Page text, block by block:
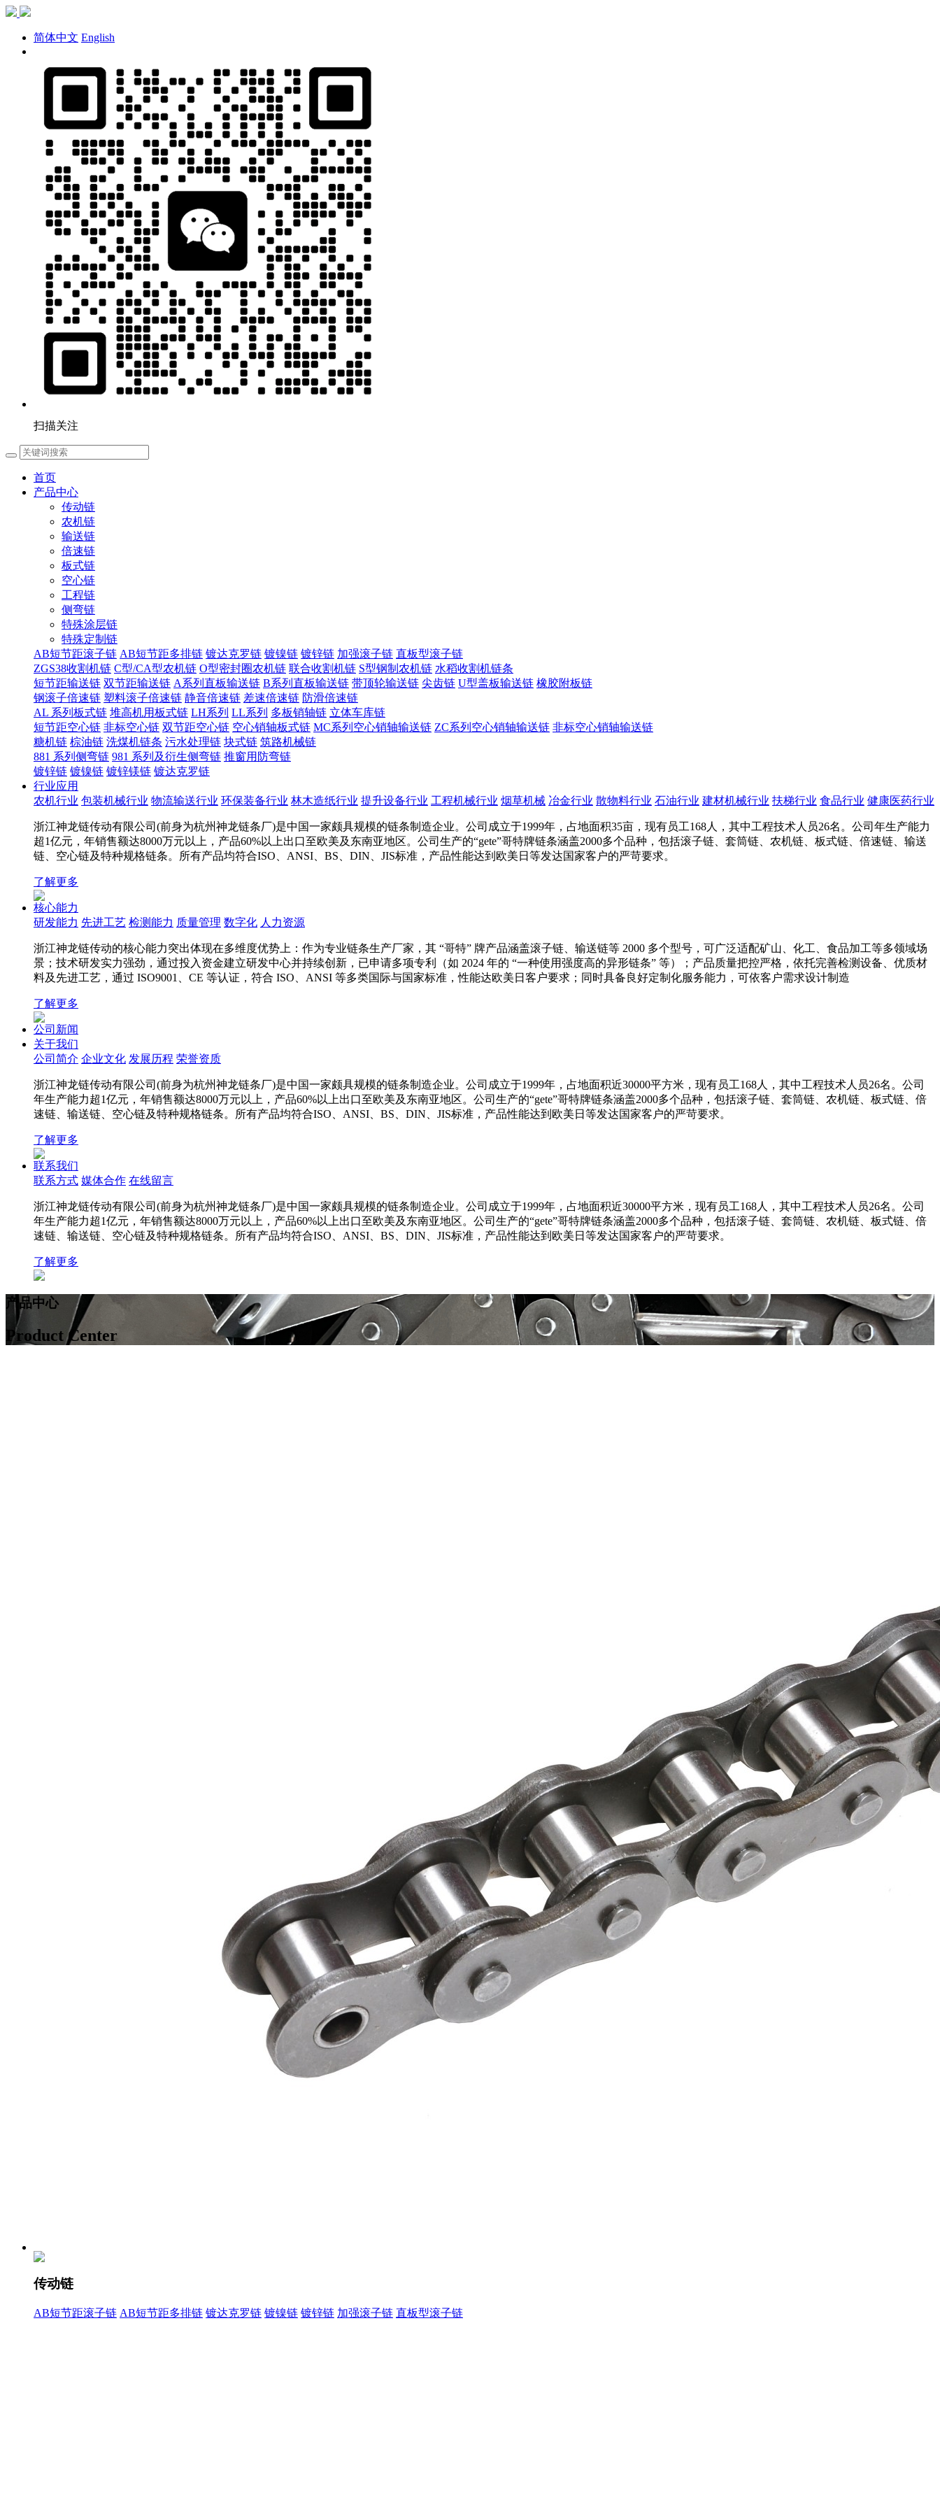
简体中文 English
扫描关注
首页
产品中心
传动链
农机链
输送链
倍速链
板式链
空心链
工程链
侧弯链
特殊涂层链
特殊定制链
AB短节距滚子链 AB短节距多排链 镀达克罗链 镀镍链 镀锌链 加强滚子链 直板型滚子链
ZGS38收割机链 C型/CA型农机链 O型密封圈农机链 联合收割机链 S型钢制农机链 水稻收割机链条
短节距输送链 双节距输送链 A系列直板输送链 B系列直板输送链 带顶轮输送链 尖齿链 U型盖板输送链 橡胶附板链
钢滚子倍速链 塑料滚子倍速链 静音倍速链 差速倍速链 防滑倍速链
AL 系列板式链 堆高机用板式链 LH系列 LL系列 多板销轴链 立体车库链
短节距空心链 非标空心链 双节距空心链 空心销轴板式链 MC系列空心销轴输送链 ZC系列空心销轴输送链 非标空心销轴输送链
糖机链 棕油链 洗煤机链条 污水处理链 块式链 筑路机械链
881 系列侧弯链 981 系列及衍生侧弯链 推窗用防弯链
镀锌链 镀镍链 镀锌镁链 镀达克罗链
行业应用
农机行业 包装机械行业 物流输送行业 环保装备行业 林木造纸行业 提升设备行业 工程机械行业 烟草机械 冶金行业 散物料行业 石油行业 建材机械行业 扶梯行业 食品行业 健康医药行业
浙江神龙链传动有限公司(前身为杭州神龙链条厂)是中国一家颇具规模的链条制造企业。公司成立于1999年，占地面积35亩，现有员工168人，其中工程技术人员26名。公司年生产能力
超1亿元，年销售额达8000万元以上，产品60%以上出口至欧美及东南亚地区。公司生产的“gete”哥特牌链条涵盖2000多个品种，包括滚子链、套筒链、农机链、板式链、倍速链、输送
链、空心链及特种规格链条。所有产品均符合ISO、ANSI、BS、DIN、JIS标准，产品性能达到欧美日等发达国家客户的严苛要求。
了解更多
核心能力
研发能力 先进工艺 检测能力 质量管理 数字化 人力资源
浙江神龙链传动的核心能力突出体现在多维度优势上：作为专业链条生产厂家，其 “哥特” 牌产品涵盖滚子链、输送链等 2000 多个型号，可广泛适配矿山、化工、食品加工等多领域场
景；技术研发实力强劲，通过投入资金建立研发中心并持续创新，已申请多项专利（如 2024 年的 “一种使用强度高的异形链条” 等）；产品质量把控严格，依托完善检测设备、优质材
料及先进工艺，通过 ISO9001、CE 等认证，符合 ISO、ANSI 等多类国际与国家标准，性能达欧美日客户要求；同时具备良好定制化服务能力，可依客户需求设计制造
了解更多
公司新闻
关于我们
公司简介 企业文化 发展历程 荣誉资质
浙江神龙链传动有限公司(前身为杭州神龙链条厂)是中国一家颇具规模的链条制造企业。公司成立于1999年，占地面积近30000平方米，现有员工168人，其中工程技术人员26名。公司
年生产能力超1亿元，年销售额达8000万元以上，产品60%以上出口至欧美及东南亚地区。公司生产的“gete”哥特牌链条涵盖2000多个品种，包括滚子链、套筒链、农机链、板式链、倍
速链、输送链、空心链及特种规格链条。所有产品均符合ISO、ANSI、BS、DIN、JIS标准，产品性能达到欧美日等发达国家客户的严苛要求。
了解更多
联系我们
联系方式 媒体合作 在线留言
浙江神龙链传动有限公司(前身为杭州神龙链条厂)是中国一家颇具规模的链条制造企业。公司成立于1999年，占地面积近30000平方米，现有员工168人，其中工程技术人员26名。公司
年生产能力超1亿元，年销售额达8000万元以上，产品60%以上出口至欧美及东南亚地区。公司生产的“gete”哥特牌链条涵盖2000多个品种，包括滚子链、套筒链、农机链、板式链、倍
速链、输送链、空心链及特种规格链条。所有产品均符合ISO、ANSI、BS、DIN、JIS标准，产品性能达到欧美日等发达国家客户的严苛要求。
了解更多
产品中心
Product Center
传动链
AB短节距滚子链 AB短节距多排链 镀达克罗链 镀镍链 镀锌链 加强滚子链 直板型滚子链